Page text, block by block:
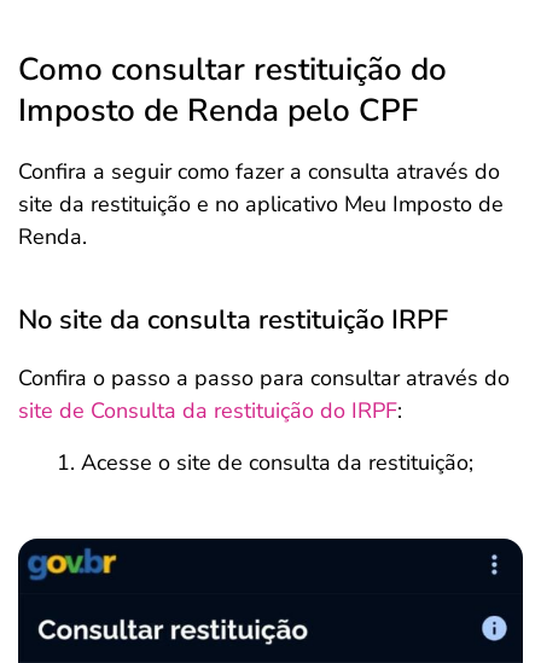
Como consultar restituição do
Imposto de Renda pelo CPF
Confira a seguir como fazer a consulta através do
site da restituição e no aplicativo Meu Imposto de
Renda.
No site da consulta restituição IRPF
Confira o passo a passo para consultar através do
site de Consulta da restituição do IRPF:
Acesse o site de consulta da restituição;